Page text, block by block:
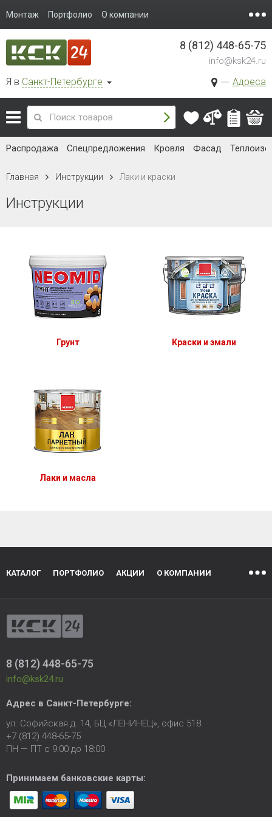
Монтаж Портфолио О компании
Я в Санкт-Петербурге Адреса
8 (812) 448-65-75
info@ksk24.ru
Распродажа Спецпредложения Кровля Фасад
Главная Инструкции Лаки и краски
Инструкции
Грунт Краски и эмали
Лаки и масла
КАТАЛОГ ПОРТФОЛИО АКЦИИ О КОМПАНИИ
8 (812) 448-65-75
info@ksk24.ru
Адрес в Санкт-Петербурге:
ул. Софийская д. 14, БЦ «ЛЕНИНЕЦ», офис 518
+7 (812) 448-65-75
ПН — ПТ с 9:00 до 18:00
Принимаем банковские карты: